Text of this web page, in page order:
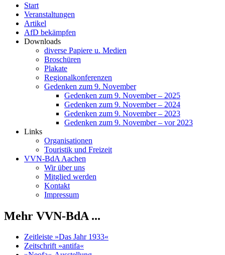
Start
Veranstaltungen
Artikel
AfD bekämpfen
Downloads
diverse Papiere u. Medien
Broschüren
Plakate
Regionalkonferenzen
Gedenken zum 9. November
Gedenken zum 9. November – 2025
Gedenken zum 9. November – 2024
Gedenken zum 9. November – 2023
Gedenken zum 9. November – vor 2023
Links
Organisationen
Touristik und Freizeit
VVN-BdA Aachen
Wir über uns
Mitglied werden
Kontakt
Impressum
Mehr VVN-BdA ...
Zeitleiste »Das Jahr 1933«
Zeitschrift »antifa«